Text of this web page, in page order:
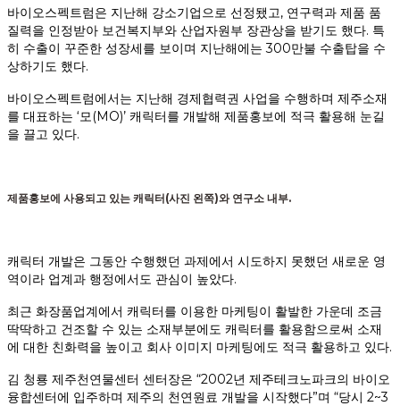
바이오스펙트럼은 지난해 강소기업으로 선정됐고, 연구력과 제품 품
질력을 인정받아 보건복지부와 산업자원부 장관상을 받기도 했다. 특
히 수출이 꾸준한 성장세를 보이며 지난해에는 300만불 수출탑을 수
상하기도 했다.
바이오스펙트럼에서는 지난해 경제협력권 사업을 수행하며 제주소재
를 대표하는 ‘모(MO)’ 캐릭터를 개발해 제품홍보에 적극 활용해 눈길
을 끌고 있다.
제품홍보에 사용되고 있는 캐릭터(사진 왼쪽)와 연구소 내부.
캐릭터 개발은 그동안 수행했던 과제에서 시도하지 못했던 새로운 영
역이라 업계과 행정에서도 관심이 높았다.
최근 화장품업계에서 캐릭터를 이용한 마케팅이 활발한 가운데 조금
딱딱하고 건조할 수 있는 소재부분에도 캐릭터를 활용함으로써 소재
에 대한 친화력을 높이고 회사 이미지 마케팅에도 적극 활용하고 있다.
김 청룡 제주천연물센터 센터장은 “2002년 제주테크노파크의 바이오
융합센터에 입주하며 제주의 천연원료 개발을 시작했다”며 “당시 2~3